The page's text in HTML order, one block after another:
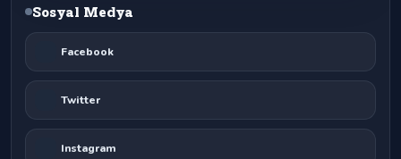
Sosyal Medya
Facebook
Twitter
Instagram